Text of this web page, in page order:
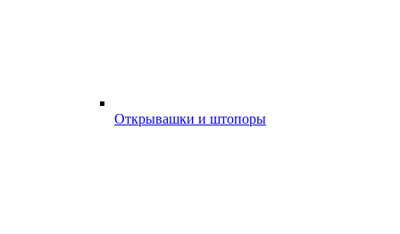
Открывашки и штопоры